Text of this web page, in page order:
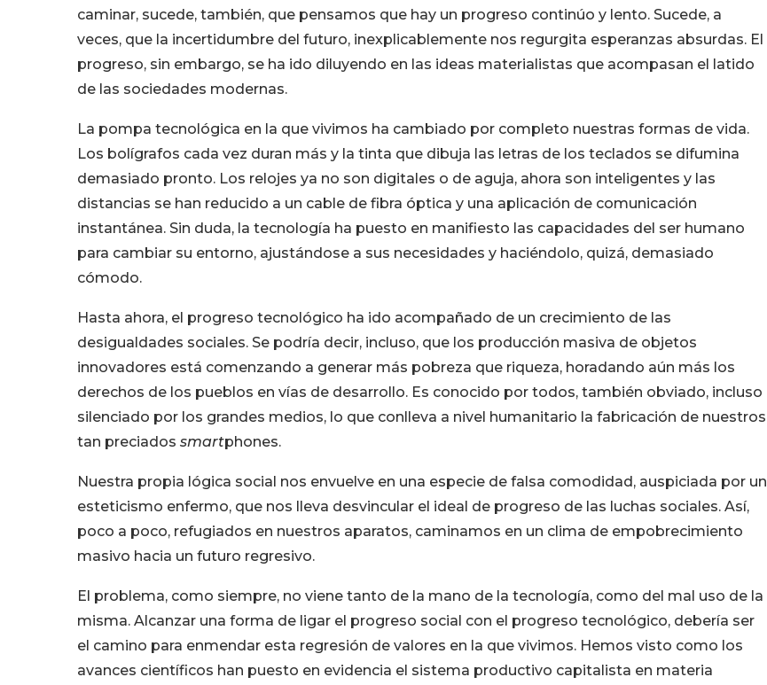
caminar, sucede, también, que pensamos que hay un progreso continúo y lento. Sucede, a
veces, que la incertidumbre del futuro, inexplicablemente nos regurgita esperanzas absurdas. El
progreso, sin embargo, se ha ido diluyendo en las ideas materialistas que acompasan el latido
de las sociedades modernas.
La pompa tecnológica en la que vivimos ha cambiado por completo nuestras formas de vida.
Los bolígrafos cada vez duran más y la tinta que dibuja las letras de los teclados se difumina
demasiado pronto. Los relojes ya no son digitales o de aguja, ahora son inteligentes y las
distancias se han reducido a un cable de fibra óptica y una aplicación de comunicación
instantánea. Sin duda, la tecnología ha puesto en manifiesto las capacidades del ser humano
para cambiar su entorno, ajustándose a sus necesidades y haciéndolo, quizá, demasiado
cómodo.
Hasta ahora, el progreso tecnológico ha ido acompañado de un crecimiento de las
desigualdades sociales. Se podría decir, incluso, que los producción masiva de objetos
innovadores está comenzando a generar más pobreza que riqueza, horadando aún más los
derechos de los pueblos en vías de desarrollo. Es conocido por todos, también obviado, incluso
silenciado por los grandes medios, lo que conlleva a nivel humanitario la fabricación de nuestros
tan preciados smartphones.
Nuestra propia lógica social nos envuelve en una especie de falsa comodidad, auspiciada por un
esteticismo enfermo, que nos lleva desvincular el ideal de progreso de las luchas sociales. Así,
poco a poco, refugiados en nuestros aparatos, caminamos en un clima de empobrecimiento
masivo hacia un futuro regresivo.
El problema, como siempre, no viene tanto de la mano de la tecnología, como del mal uso de la
misma. Alcanzar una forma de ligar el progreso social con el progreso tecnológico, debería ser
el camino para enmendar esta regresión de valores en la que vivimos. Hemos visto como los
avances científicos han puesto en evidencia el sistema productivo capitalista en materia